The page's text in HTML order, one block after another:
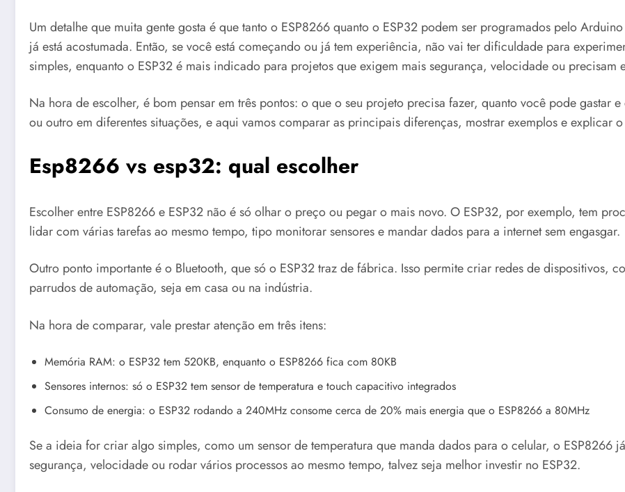
Um detalhe que muita gente gosta é que tanto o ESP8266 quanto o ESP32 podem ser programados pelo
já está acostumada. Então, se você está começando ou já tem experiência, não vai ter dificuldade para
simples, enquanto o ESP32 é mais indicado para projetos que exigem mais segurança, velocidade ou precisam
Na hora de escolher, é bom pensar em três pontos: o que o seu projeto precisa fazer, quanto você pode gastar
ou outro em diferentes situações, e aqui vamos comparar as principais diferenças, mostrar exemplos e explicar
Esp8266 vs esp32: qual escolher
Escolher entre ESP8266 e ESP32 não é só olhar o preço ou pegar o mais novo. O ESP32, por exemplo, tem
lidar com várias tarefas ao mesmo tempo, tipo monitorar sensores e mandar dados para a internet sem engasgar.
Outro ponto importante é o Bluetooth, que só o ESP32 traz de fábrica. Isso permite criar redes de dispositivos,
parrudos de automação, seja em casa ou na indústria.
Na hora de comparar, vale prestar atenção em três itens:
Memória RAM: o ESP32 tem 520KB, enquanto o ESP8266 fica com 80KB
Sensores internos: só o ESP32 tem sensor de temperatura e touch capacitivo integrados
Consumo de energia: o ESP32 rodando a 240MHz consome cerca de 20% mais energia que o ESP8266 a 80MHz
Se a ideia for criar algo simples, como um sensor de temperatura que manda dados para o celular, o ESP8266
segurança, velocidade ou rodar vários processos ao mesmo tempo, talvez seja melhor investir no ESP32.